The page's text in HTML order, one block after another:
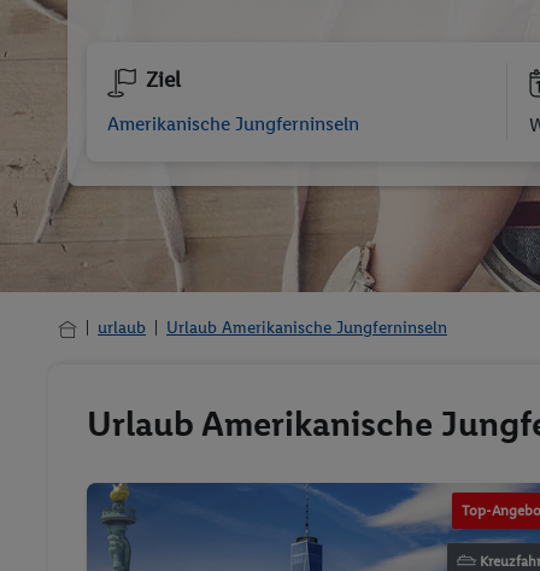
Ziel
urlaub Urlaub Amerikanische Jungferninseln
Urlaub Amerikanische
Top-